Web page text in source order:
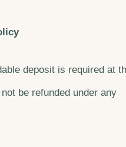
deposit is required at
be refunded under any